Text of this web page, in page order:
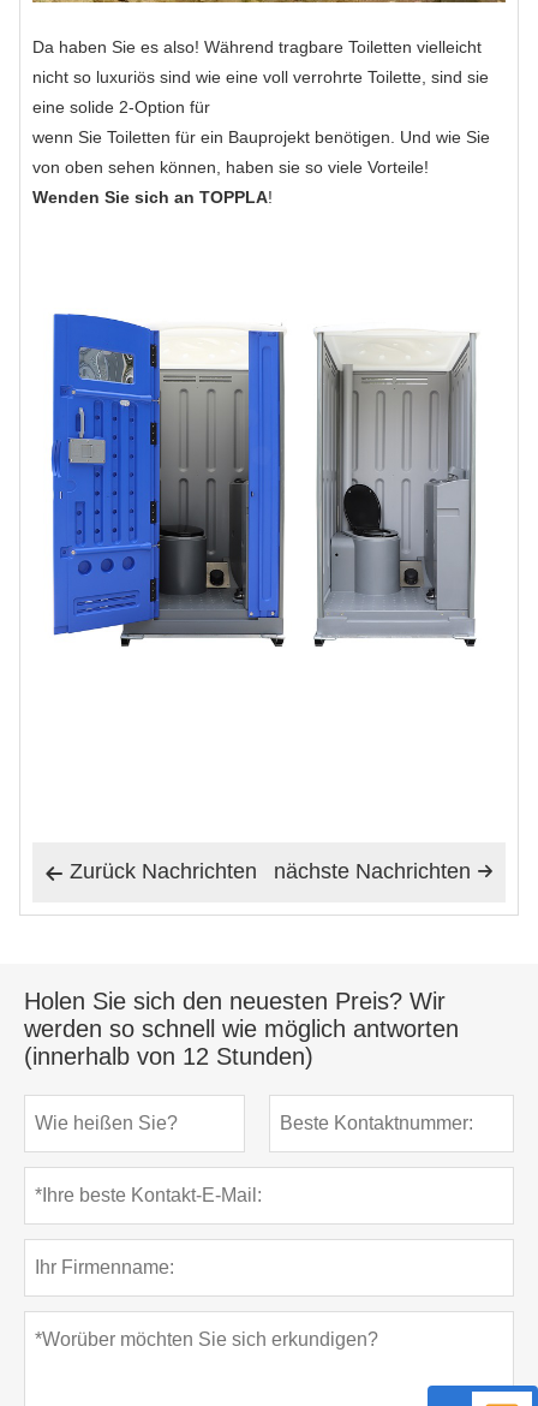
Da haben Sie es also! Während tragbare Toiletten vielleicht
nicht so luxuriös sind wie eine voll verrohrte Toilette, sind sie
eine solide 2-Option für
wenn Sie Toiletten für ein Bauprojekt benötigen. Und wie Sie
von oben sehen können, haben sie so viele Vorteile!
Wenden Sie sich an TOPPLA!
 Zurück Nachrichten 
nächste Nachrichten
Holen Sie sich den neuesten Preis? Wir
werden so schnell wie möglich antworten
(innerhalb von 12 Stunden)